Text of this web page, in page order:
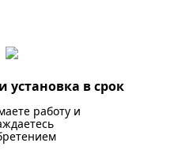
установка в срок
работу и